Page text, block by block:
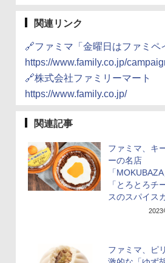
関連リンク
🔗ファミマ「金曜日はファミペ
https://www.family.co.jp/
🔗株式会社ファミリーマート
https://www.family.co.jp/
関連記事
ファミマ、キ
ーの名店
「
「とろとろチ
スのスパイス
2023
ファミマ、ピ